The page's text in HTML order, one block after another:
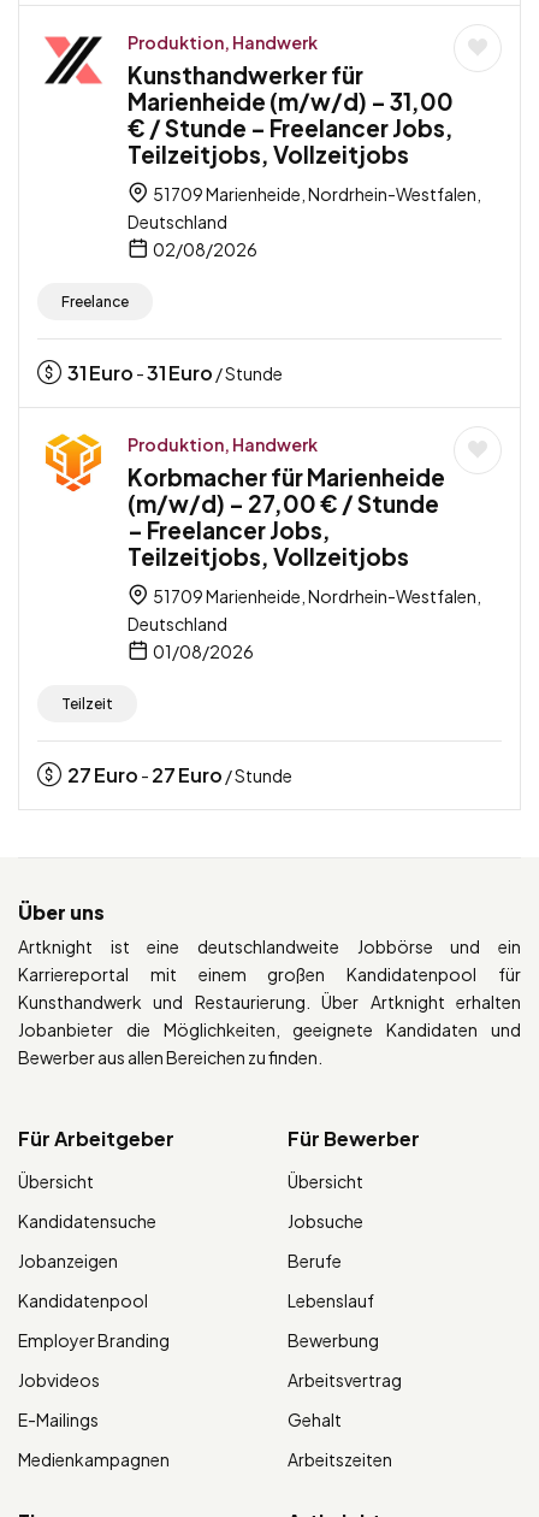
Produktion, Handwerk
Kunsthandwerker für
Marienheide (m/w/d) – 31,00
€ / Stunde – Freelancer Jobs,
Teilzeitjobs, Vollzeitjobs
51709 Marienheide, Nordrhein-Westfalen,
Deutschland
02/08/2026
Freelance
31Euro -31Euro / Stunde
Produktion, Handwerk
Korbmacher für Marienheide
(m/w/d) – 27,00 € / Stunde
– Freelancer Jobs,
Teilzeitjobs, Vollzeitjobs
51709 Marienheide, Nordrhein-Westfalen,
Deutschland
01/08/2026
Teilzeit
27Euro - 27Euro / Stunde
Über uns
Artknight ist eine deutschlandweite Jobbörse und ein
Karriereportal mit einem großen Kandidatenpool für
Kunsthandwerk und Restaurierung. Über Artknight erhalten
Jobanbieter die Möglichkeiten, geeignete Kandidaten und
Bewerber aus allen Bereichen zu finden.
Für Arbeitgeber
Übersicht
Kandidatensuche
Jobanzeigen
Kandidatenpool
Employer Branding
Jobvideos
E-Mailings
Medienkampagnen
Für Bewerber
Übersicht
Jobsuche
Berufe
Lebenslauf
Bewerbung
Arbeitsvertrag
Gehalt
Arbeitszeiten